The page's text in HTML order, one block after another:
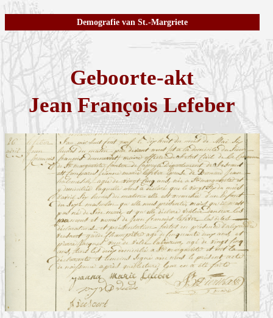
Demografie van St.-Margriete
Geboorte-akt
Jean François Lefeber